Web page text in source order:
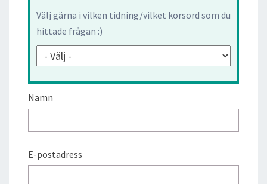
Välj gärna i vilken tidning/vilket korsord som du
hittade frågan :)
Namn
E-postadress